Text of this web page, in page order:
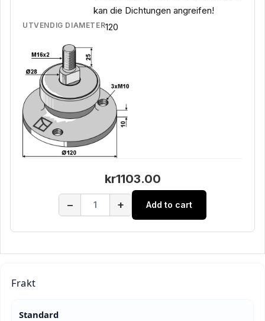
kan die Dichtungen angreifen!
UTVENDIG DIAMETER120
kr1103.00
− + Add to cart
Frakt
Standard